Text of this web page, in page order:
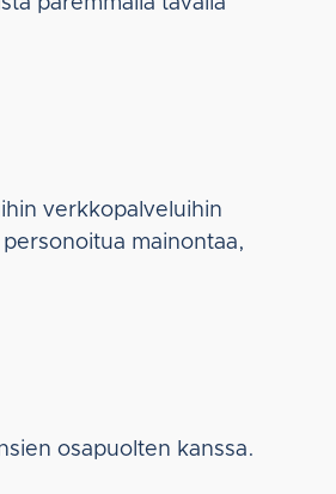
verkkopalveluihin
mainontaa,
osapuolten kanssa.